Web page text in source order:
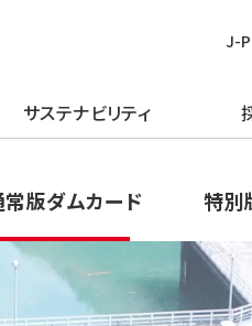
サステナビリティ
サステナビリ
J-
常版ダムカード 特別